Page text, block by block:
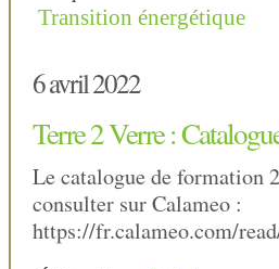
Transition énergétique
6 avril 2022
Terre 2 Verre :
Le catalogue de formation
consulter sur Calameo :
https://fr.calameo.com/